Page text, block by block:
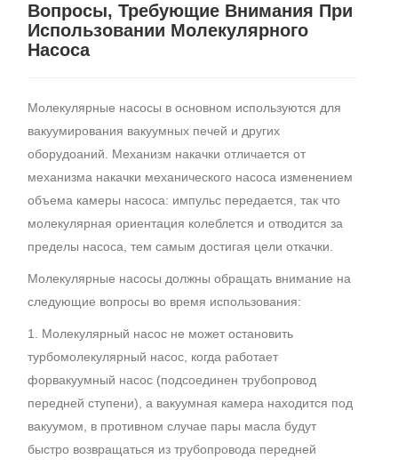
Вопросы, Требующие Внимания При
Использовании Молекулярного
Насоса
Молекулярные насосы в основном используются для
вакуумирования вакуумных печей и других
оборудоаний. Механизм накачки отличается от
механизма накачки механического насоса изменением
объема камеры насоса: импульс передается, так что
молекулярная ориентация колеблется и отводится за
пределы насоса, тем самым достигая цели откачки.
Молекулярные насосы должны обращать внимание на
следующие вопросы во время использования:
1. Молекулярный насос не может остановить
турбомолекулярный насос, когда работает
форвакуумный насос (подсоединен трубопровод
передней ступени), а вакуумная камера находится под
вакуумом, в противном случае пары масла будут
быстро возвращаться из трубопровода передней